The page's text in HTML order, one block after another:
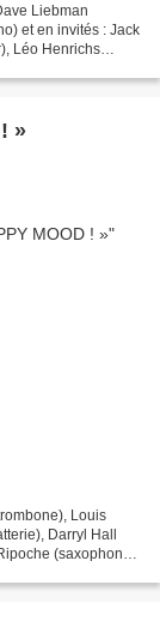
Liebman
et en invités : Jack
Léo Henrichs
»
Louis
Darryl Hall
(saxophone